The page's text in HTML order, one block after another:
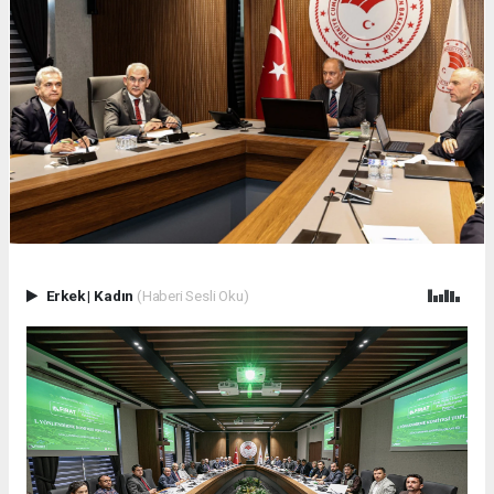
Erkek| Kadın (Haberi Sesli Oku)